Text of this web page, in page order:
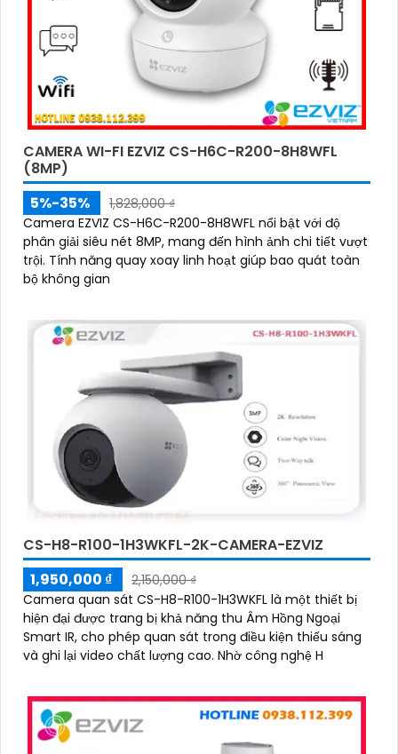
CAMERA WI-FI EZVIZ CS-H6C-R200-8H8WFL
(8MP)
5%-35%
1,828,000 ₫
Camera EZVIZ CS-H6C-R200-8H8WFL nổi bật với độ
phân giải siêu nét 8MP, mang đến hình ảnh chi tiết vượt
trội. Tính năng quay xoay linh hoạt giúp bao quát toàn
bộ không gian
CS-H8-R100-1H3WKFL-2K-CAMERA-EZVIZ
1,950,000 ₫
2,150,000 ₫
Camera quan sát CS-H8-R100-1H3WKFL là một thiết bị
hiện đại được trang bị khả năng thu Âm Hồng Ngoại
Smart IR, cho phép quan sát trong điều kiện thiếu sáng
và ghi lại video chất lượng cao. Nhờ công nghệ H